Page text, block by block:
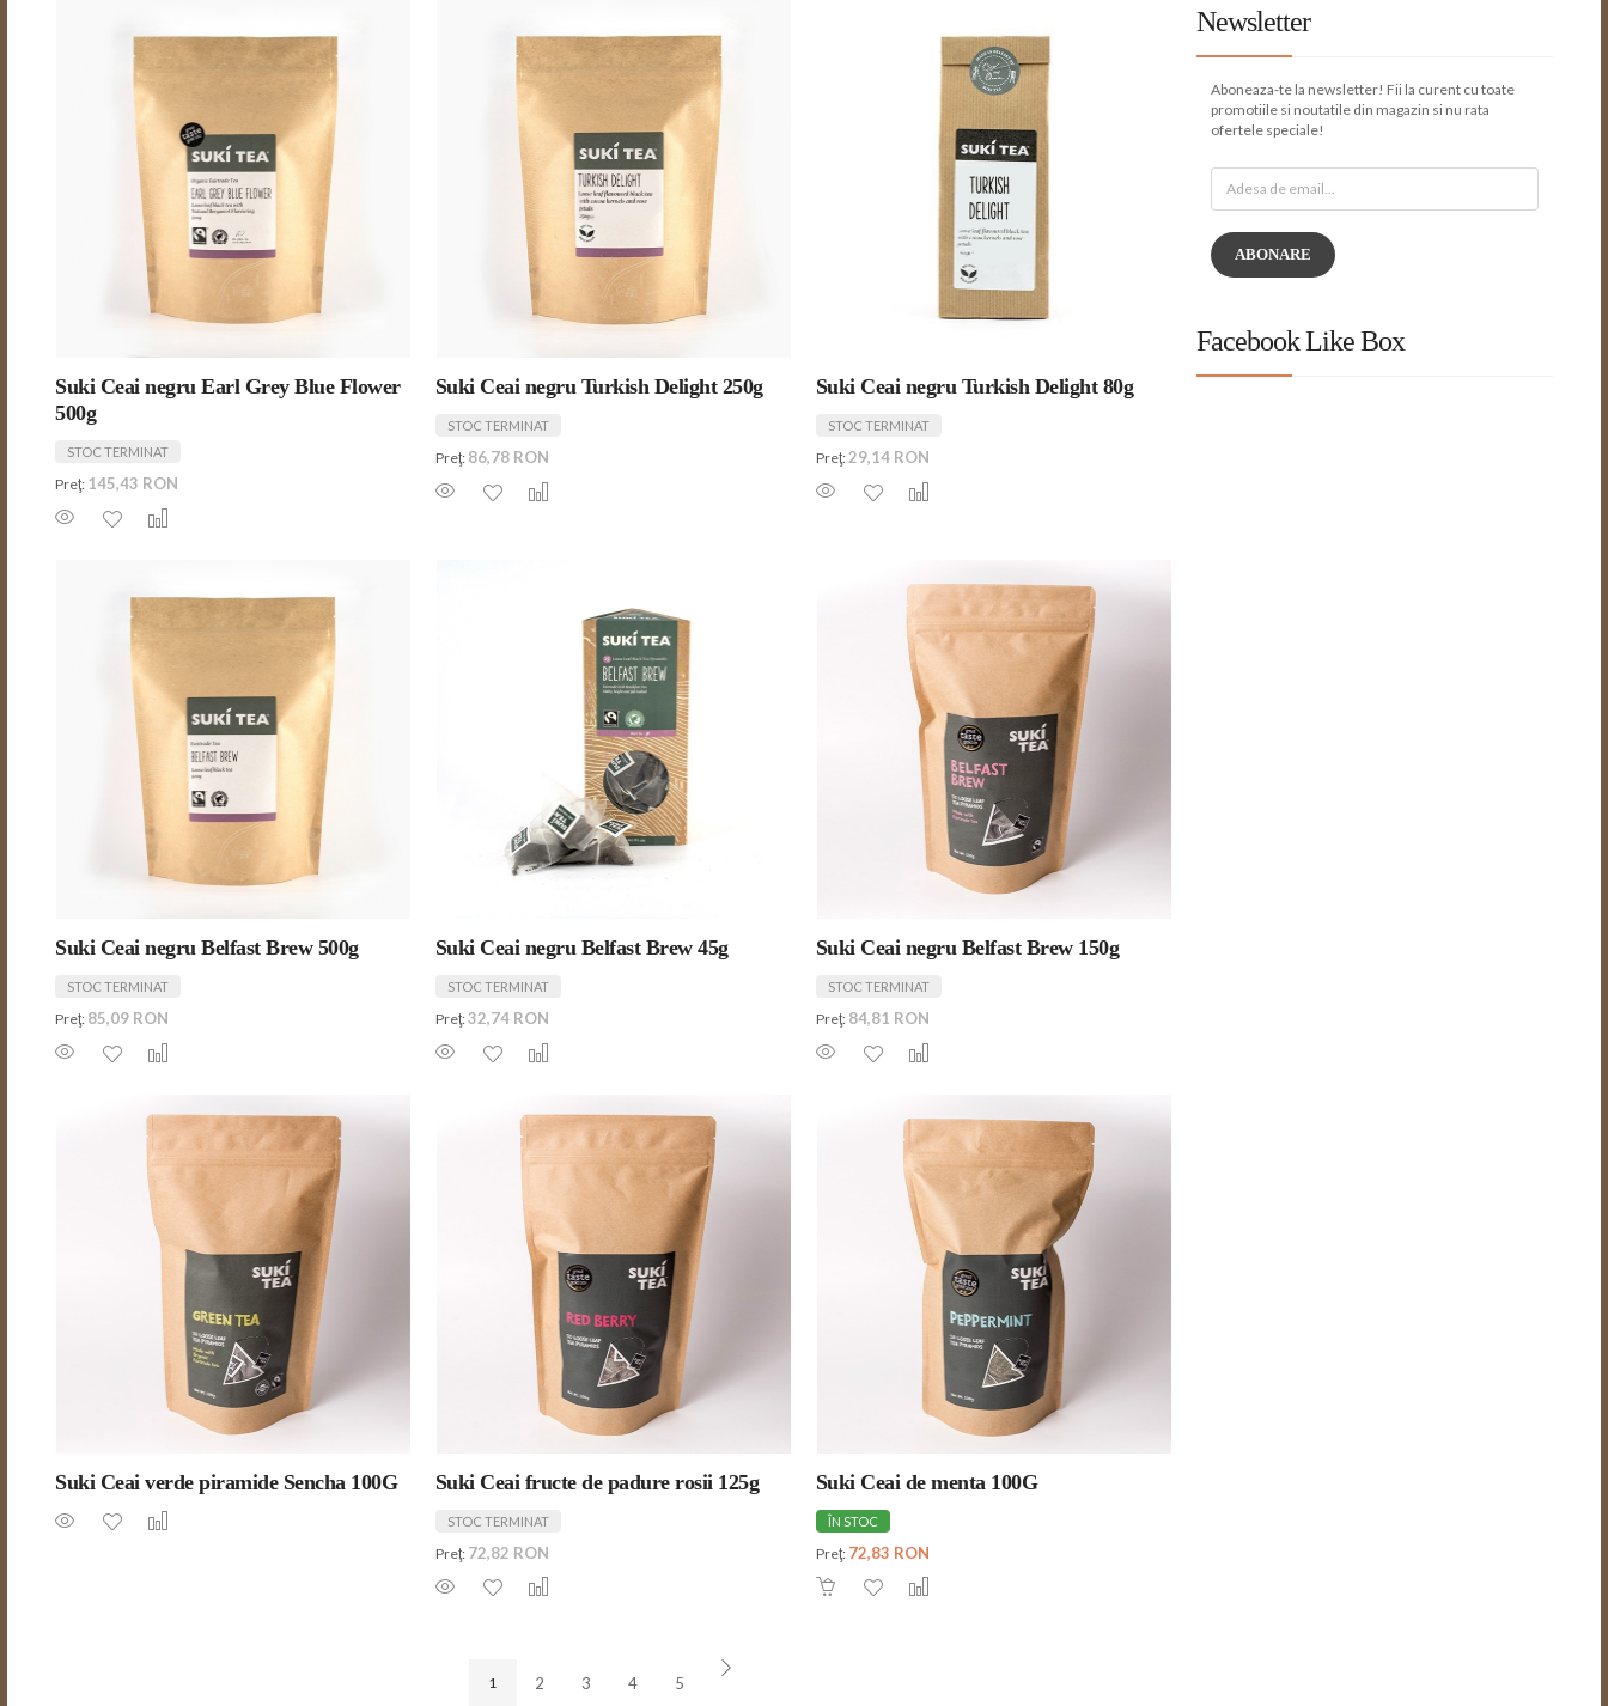
Suki Ceai negru Earl Grey Blue Flower
500g
STOC TERMINAT
Preţ: 145,43 RON
Suki Ceai negru Turkish Delight 250g
STOC TERMINAT
Preţ: 86,78 RON
Suki Ceai negru Turkish Delight 80g
STOC TERMINAT
Preţ:29,14 RON
Suki Ceai negru Belfast Brew 500g
STOC TERMINAT
Preţ: 85,09 RON
Suki Ceai negru Belfast Brew 45g
STOC TERMINAT
Preţ:32,74 RON
Suki Ceai negru Belfast Brew 150g
STOC TERMINAT
Preţ: 84,81 RON
Suki Ceai verde piramide Sencha 100G Suki Ceai fructe de padure rosii 125g
STOC TERMINAT
Preţ: 72,82 RON
Suki Ceai de menta 100G
ÎN STOC
Preţ: 72,83 RON
1 2 3 4 5
Newsletter
Aboneaza-te la newsletter! Fii la curent cu toate
promotiile si noutatile din magazin si nu rata
ofertele speciale!
ABONARE
Facebook Like Box